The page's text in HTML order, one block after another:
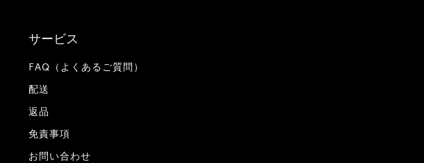
サービス
FAQ（よくあるご質問）
配送
返品
免責事項
お問い合わせ